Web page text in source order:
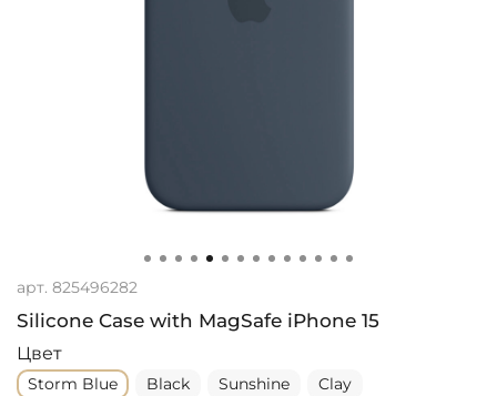
арт. 825496282
Silicone Case with MagSafe iPhone 15
Цвет
Storm Blue Black Sunshine
Clay